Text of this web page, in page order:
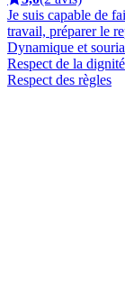
Je suis capable de
travail, préparer le
Dynamique et
Respect de la dignité
Respect des règles